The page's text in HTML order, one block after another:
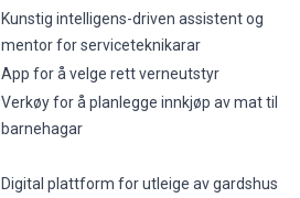
Kunstig intelligens-driven assistent og
mentor for serviceteknikarar
App for å velge rett verneutstyr
Verkøy for å planlegge innkjøp av mat til
barnehagar
Digital plattform for utleige av gardshus